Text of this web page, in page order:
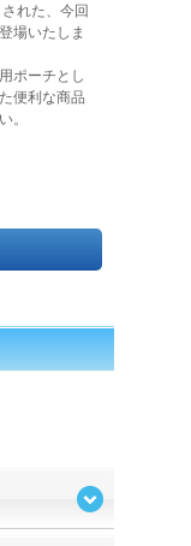
れた、今回
場いたしま
ポーチとし
便利な商品
。